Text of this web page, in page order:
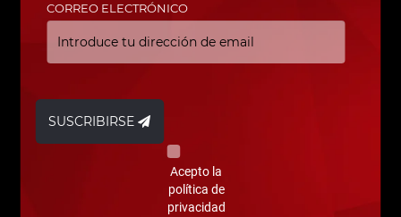
CORREO ELECTRÓNICO
SUSCRIBIRSE
Acepto la
política de
privacidad